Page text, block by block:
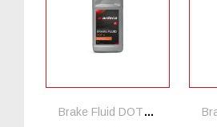
Brake Fluid DOT 4 *0,5 Liter